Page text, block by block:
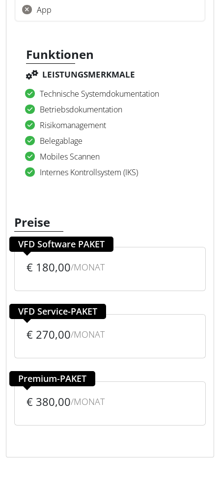
App
Funktionen
LEISTUNGSMERKMALE
Technische Systemdokumentation
Betriebsdokumentation
Risikomanagement
Belegablage
Mobiles Scannen
Internes Kontrollsystem (IKS)
Preise
VFD Software PAKET
€ 180,00/MONAT
VFD Service-PAKET
€ 270,00/MONAT
Premium-PAKET
€ 380,00/MONAT